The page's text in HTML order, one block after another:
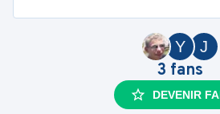
J
Y
3 fans
DEVENIR